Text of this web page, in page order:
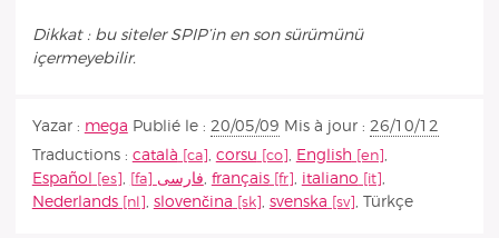
Dikkat : bu siteler SPIP’in en son sürümünü
içermeyebilir.
Yazar : mega Publié le : 20/05/09 Mis à jour : 26/10/12
Traductions : català corsu English
Español
فارسى français italiano
Nederlands
slovenčina svenska Türkçe